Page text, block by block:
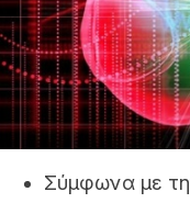
Σύμφωνα με